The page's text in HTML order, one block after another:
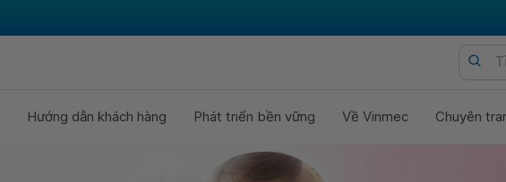
Hướng dẫn khách hàng Phát triển bền vững Về Vinmec Chuyên